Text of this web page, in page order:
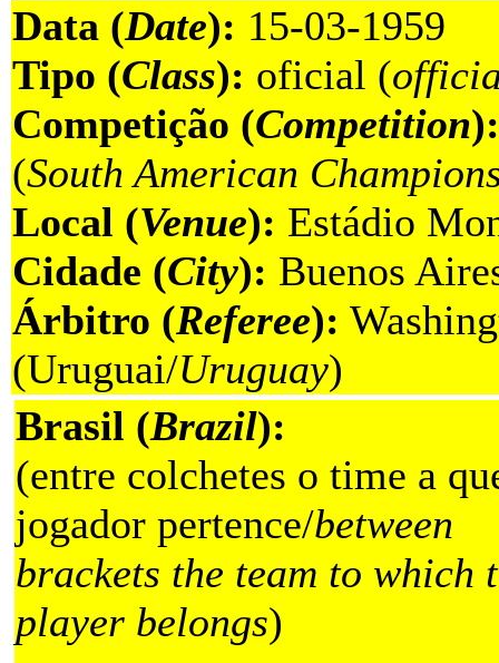
Data (Date): 15-03-1959
Tipo (Class): oficial (
Competição (Competition):
(South American
Local (Venue): Estádio
Cidade (City): Buenos
Árbitro (Referee):
(Uruguai/Uruguay)
Brasil (Brazil):
(entre colchetes o time a
jogador pertence/between
brackets the team to which
player belongs)